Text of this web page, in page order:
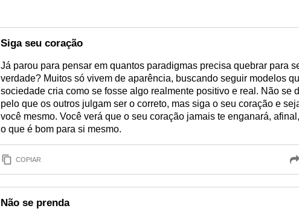
Siga seu coração
Já parou para pensar em quantos paradigmas precisa quebrar para
verdade? Muitos só vivem de aparência, buscando seguir modelos
sociedade cria como se fosse algo realmente positivo e real. Não se
pelo que os outros julgam ser o correto, mas siga o seu coração e
você mesmo. Você verá que o seu coração jamais te enganará,
o que é bom para si mesmo.
COPIAR
Não se prenda